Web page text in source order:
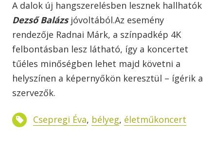
A dalok új hangszerelésben lesznek hallhatók
Dezső Balázsjóvoltából.Az esemény
rendezője Radnai Márk, a színpadkép 4K
felbontásban lesz látható, így a koncertet
tűéles minőségben lehet majd követni a
helyszínen a képernyőkön keresztül – ígérik a
szervezők.
Csepregi Éva, bélyeg, életműkoncert